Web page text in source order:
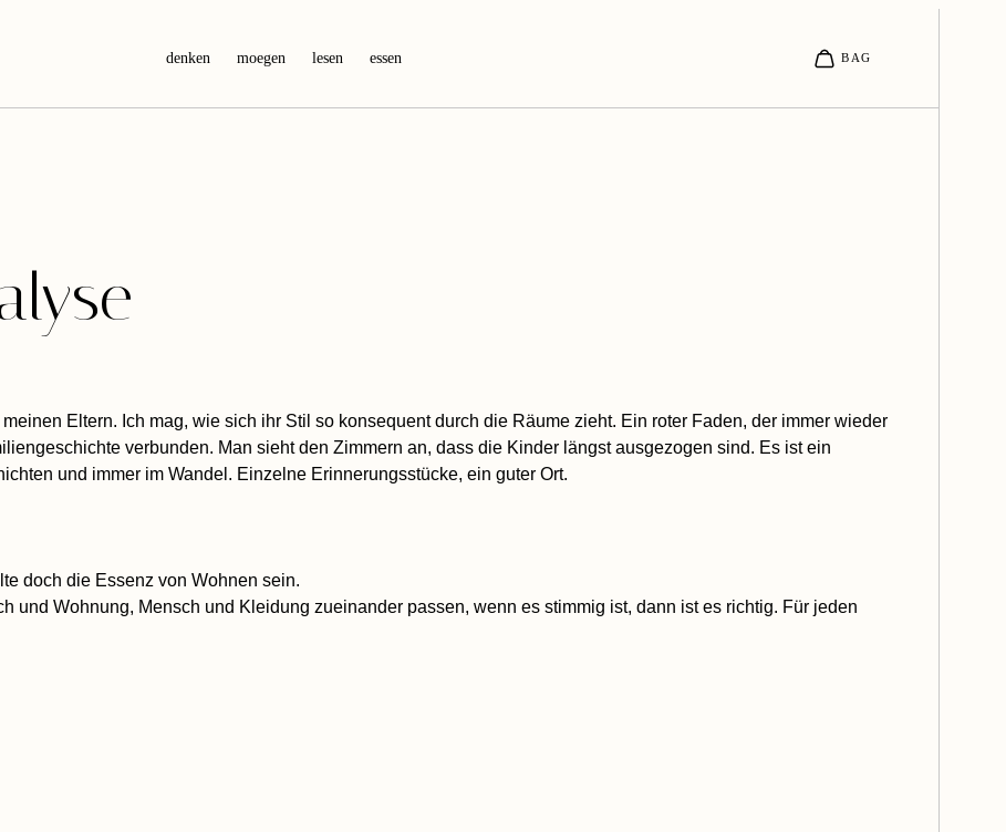
denken moegen lesen essen
Eltern. Ich mag, wie sich ihr Stil so konsequent durch die Räume zieht. Ein roter Faden, der immer wieder
verbunden. Man sieht den Zimmern an, dass die Kinder längst ausgezogen sind. Es ist ein
und immer im Wandel. Einzelne Erinnerungsstücke, ein guter Ort.
doch die Essenz von Wohnen sein.
und Wohnung, Mensch und Kleidung zueinander passen, wenn es stimmig ist, dann ist es richtig. Für jeden